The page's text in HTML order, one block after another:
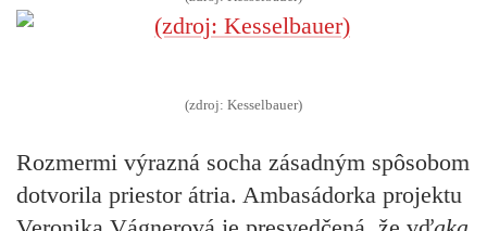
(zdroj: Kesselbauer)
Rozmermi výrazná socha zásadným spôsobom
dotvorila priestor átria. Ambasádorka projektu